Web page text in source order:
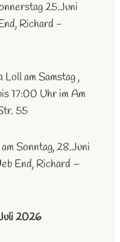
25.Juni
Richard -
Loll am Samstag ,
17:00 Uhr im Am
55
am Sonntag, 28.Juni
End, Richard –
2026